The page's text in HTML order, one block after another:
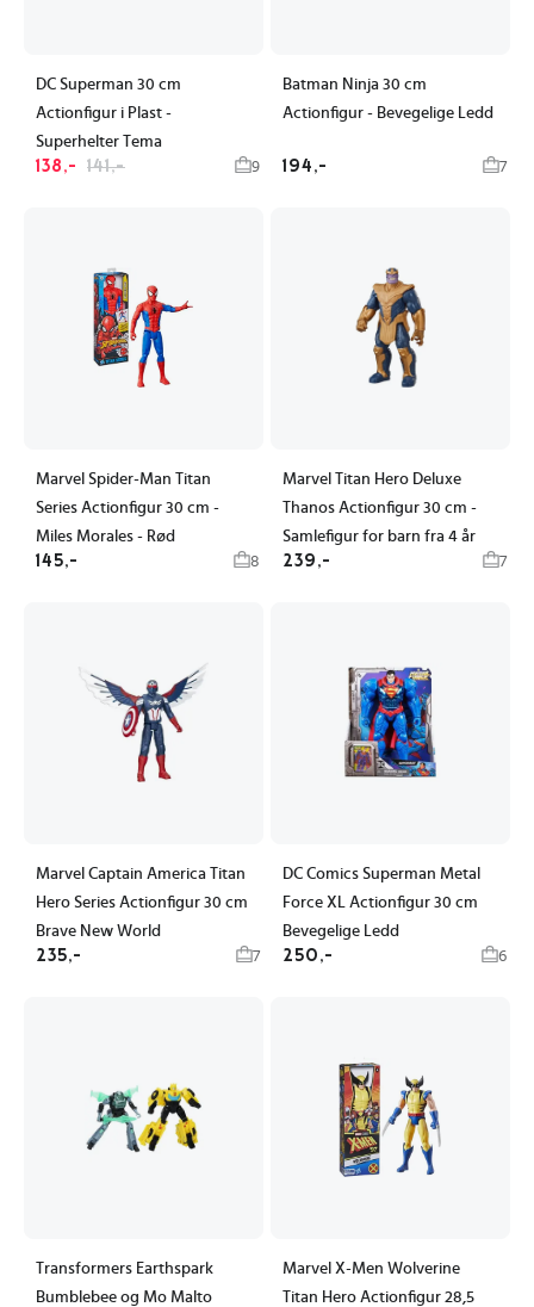
DC Superman 30 cm
Actionfigur i Plast -
Superhelter Tema
138,- 141,- 9
Batman Ninja 30 cm
Actionfigur - Bevegelige Ledd
194,- 7
Marvel Spider-Man Titan
Series Actionfigur 30 cm -
Miles Morales - Rød
145,- 8
Marvel Titan Hero Deluxe
Thanos Actionfigur 30 cm -
Samlefigur for barn fra 4 år
239,- 7
Marvel Captain America Titan
Hero Series Actionfigur 30 cm
Brave New World
235,- 7
DC Comics Superman Metal
Force XL Actionfigur 30 cm
Bevegelige Ledd
250,- 6
Transformers Earthspark
Bumblebee og Mo Malto
Marvel X-Men Wolverine
Titan Hero Actionfigur 28,5